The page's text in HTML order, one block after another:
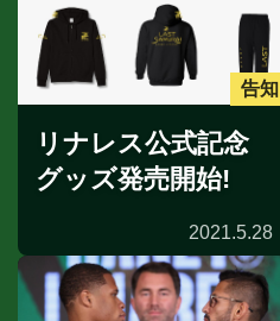
告知
リナレス公式記念
グッズ発売開始!
2021.5.28